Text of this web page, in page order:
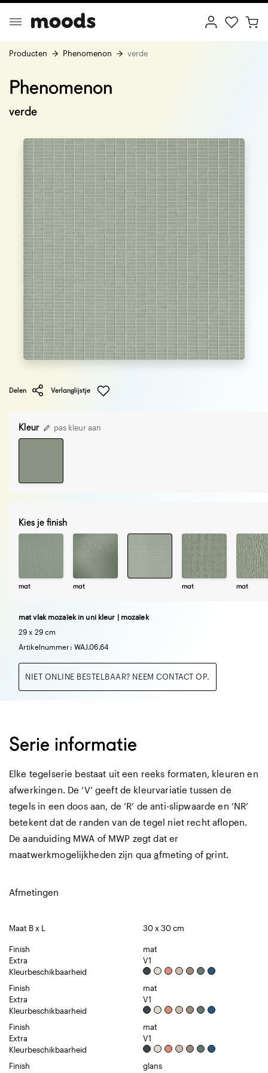
Minimalism
Producten Phenomenon verde
Phenomenon
verde
Delen Verlanglijstje
Kleur pas kleur aan
Kies je finish
mat mat mat mat
mat vlak mozaïek in uni kleur | mozaïek
29 x 29 cm
Artikelnummer: WAJ.06.64
NIET ONLINE BESTELBAAR? NEEM CONTACT OP.
Serie informatie
Elke tegelserie bestaat uit een reeks formaten, kleuren en
afwerkingen. De ‘V’ geeft de kleurvariatie tussen de
tegels in een doos aan, de ‘R’ de anti-slipwaarde en ‘NR’
betekent dat de randen van de tegel niet recht aflopen.
De aanduiding MWA of MWP zegt dat er
maatwerkmogelijkheden zijn quaafmeting of print.
Afmetingen
Maat B x L 30 x 30 cm
Finish
mat
Extra
V1
Kleurbeschikbaarheid
Finish
mat
Extra
V1
Kleurbeschikbaarheid
Finish
mat
Extra
V1
Kleurbeschikbaarheid
Finish
glans